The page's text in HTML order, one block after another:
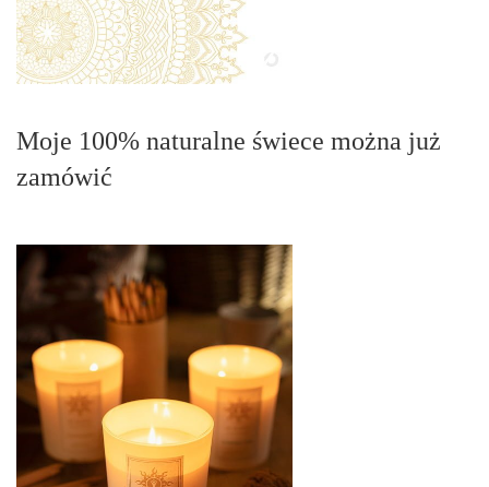
Moje 100% naturalne świece można już
zamówić